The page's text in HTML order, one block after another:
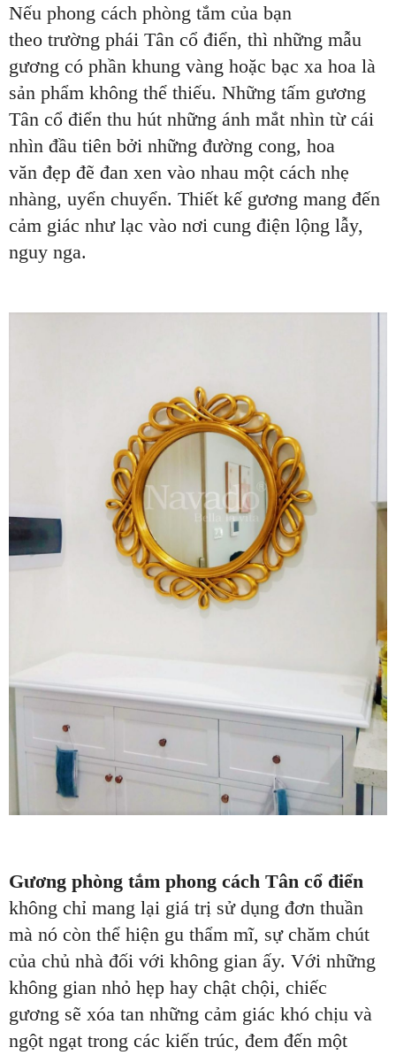
Nếu phong cách phòng tắm của bạn
theo trường phái Tân cổ điển, thì những mẫu
gương có phần khung vàng hoặc bạc xa hoa là
sản phẩm không thể thiếu. Những tấm gương
Tân cổ điển thu hút những ánh mắt nhìn từ cái
nhìn đầu tiên bởi những đường cong, hoa
văn đẹp đẽ đan xen vào nhau một cách nhẹ
nhàng, uyển chuyển. Thiết kế gương mang đến
cảm giác như lạc vào nơi cung điện lộng lẫy,
nguy nga.
Gương phòng tắm phong cách Tân cổ điển
không chỉ mang lại giá trị sử dụng đơn thuần
mà nó còn thể hiện gu thẩm mĩ, sự chăm chút
của chủ nhà đối với không gian ấy. Với những
không gian nhỏ hẹp hay chật chội, chiếc
gương sẽ xóa tan những cảm giác khó chịu và
ngột ngạt trong các kiến trúc, đem đến một